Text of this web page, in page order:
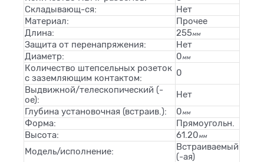
Складывающ-ся:
Нет
Материал:
Прочее
Длина:
255мм
Защита от перенапряжения:
Нет
Диаметр:
0мм
Количество штепсельных розеток
с заземляющим контактом:
0
Выдвижной/телескопический (-
ое):
Нет
Глубина установочная (встраив.):
0мм
Форма:
Прямоугольн.
Высота:
61.20мм
Модель/исполнение:
Встраиваемый
(-ая)